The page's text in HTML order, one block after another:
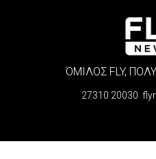
ΌΜΙΛΟΣ FLY,
27310 20030